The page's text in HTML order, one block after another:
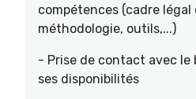
compétences (cadre
méthodologie, outils,...)
- Prise de contact avec le
ses disponibilités